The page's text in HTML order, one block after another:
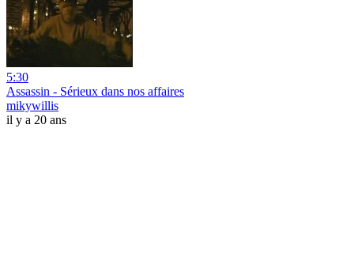
5:30
Assassin - Sérieux dans nos affaires
mikywillis
il y a 20 ans